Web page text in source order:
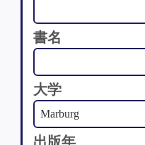
書名
大学
出版年